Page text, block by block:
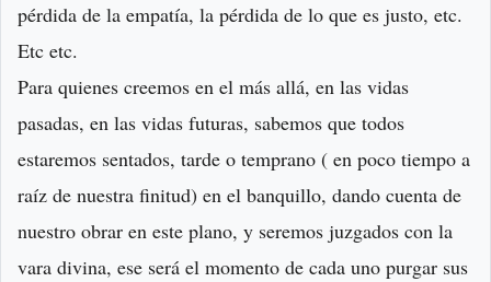
pérdida de la empatía, la pérdida de lo que es justo, etc.
Etc etc.
Para quienes creemos en el más allá, en las vidas
pasadas, en las vidas futuras, sabemos que todos
estaremos sentados, tarde o temprano ( en poco tiempo a
raíz de nuestra finitud) en el banquillo, dando cuenta de
nuestro obrar en este plano, y seremos juzgados con la
vara divina, ese será el momento de cada uno purgar sus